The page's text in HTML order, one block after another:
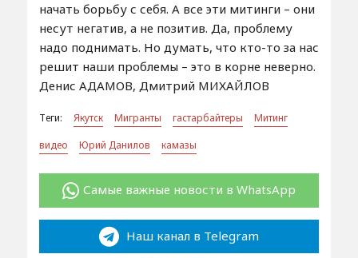
начать борьбу с себя. А все эти митинги – они
несут негатив, а не позитив. Да, проблему
надо поднимать. Но думать, что кто-то за нас
решит наши проблемы – это в корне неверно.
Денис АДАМОВ, Дмитрий МИХАЙЛОВ
Теги: Якутск Мигранты гастарбайтеры
Митинг
видео
Юрий Данилов камазы
Самые важные новости в WhatsApp
Наш канал в Telegram